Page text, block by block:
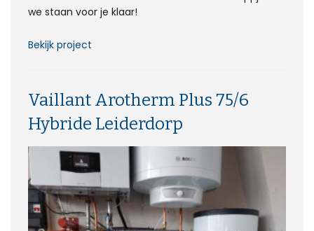
we staan voor je klaar!
Bekijk project
Vaillant Arotherm Plus 75/6
Hybride Leiderdorp